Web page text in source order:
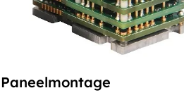
Paneelmontage